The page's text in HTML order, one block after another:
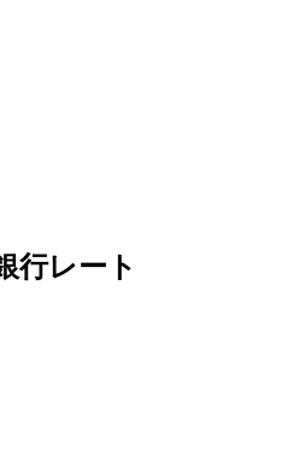
行レート